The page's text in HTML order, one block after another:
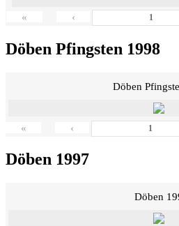
« ‹
Döben Pfingsten 1998
Döben
« ‹
Döben 1997
Döben